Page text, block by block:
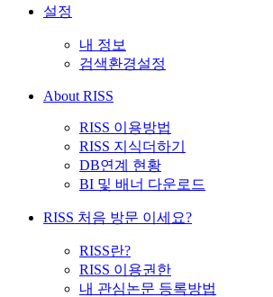
설정
내 정보
검색환경설정
About RISS
RISS 이용방법
RISS 지식더하기
DB연계 현황
BI 및 배너 다운로드
RISS 처음 방문 이세요?
RISS란?
RISS 이용권한
내 관심논문 등록방법